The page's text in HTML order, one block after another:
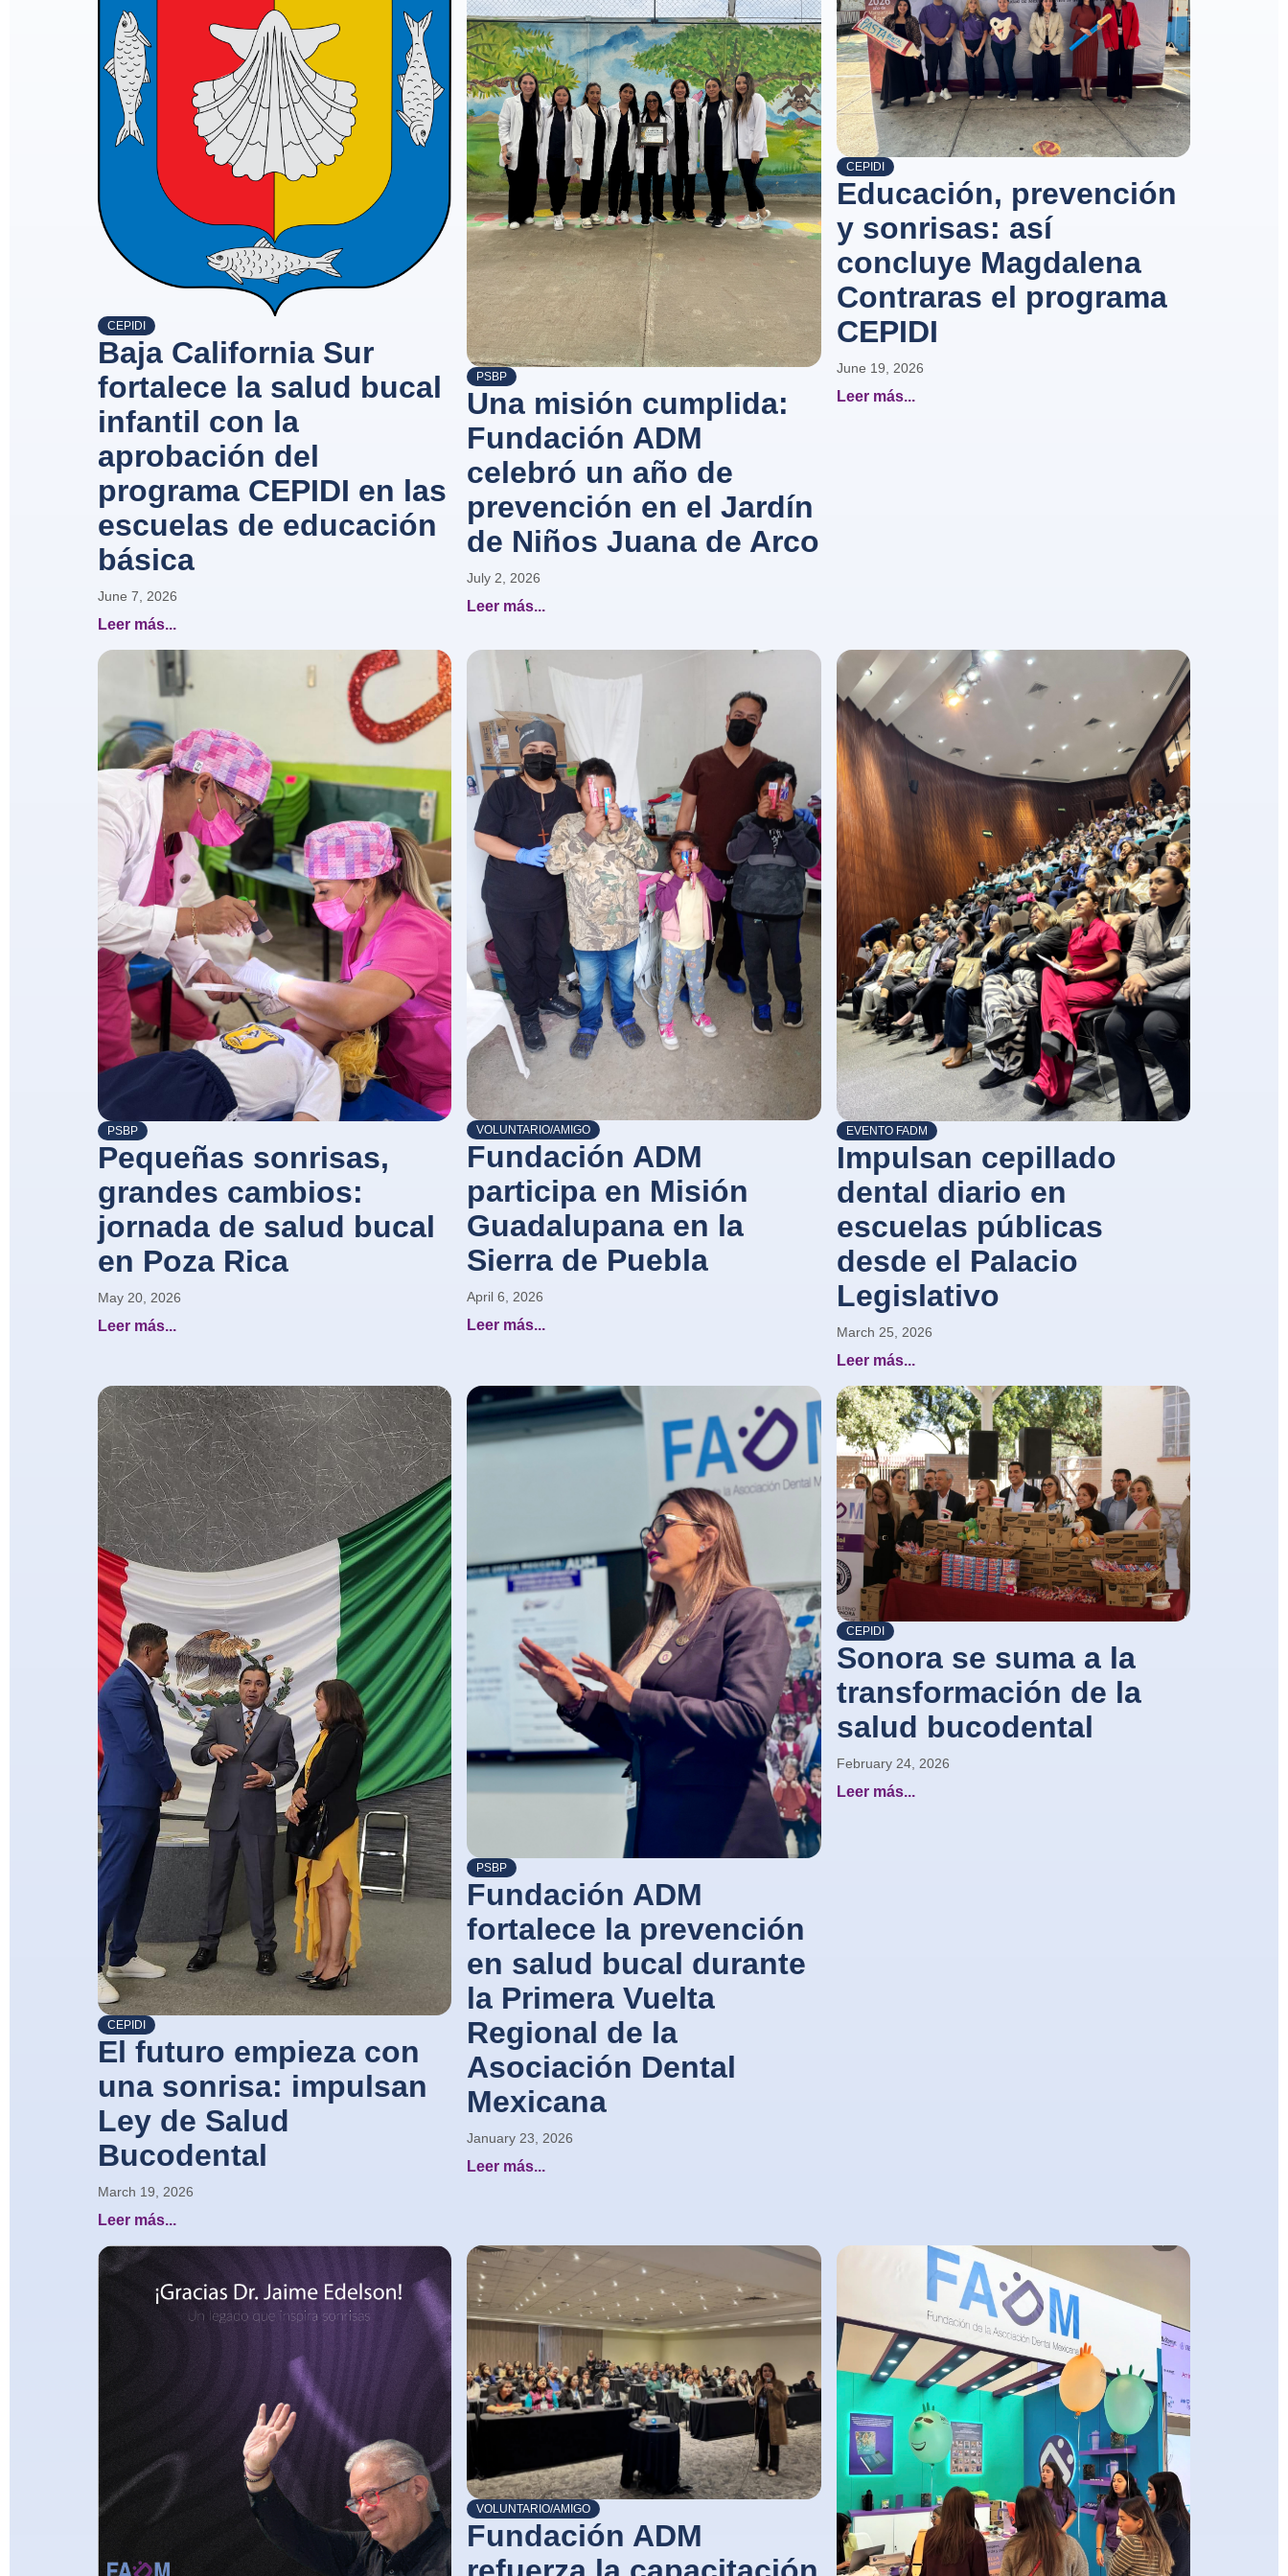
CEPIDI
Baja California Sur
fortalece la salud bucal
infantil con la
aprobación del
programa CEPIDI en las
escuelas de educación
básica
June 7, 2026
Leer más...
PSBP
Una misión cumplida:
Fundación ADM
celebró un año de
prevención en el Jardín
de Niños Juana de Arco
July 2, 2026
Leer más...
CEPIDI
Educación, prevención
y sonrisas: así
concluye Magdalena
Contraras el programa
CEPIDI
June 19, 2026
Leer más...
PSBP
Pequeñas sonrisas,
grandes cambios:
jornada de salud bucal
en Poza Rica
May 20, 2026
Leer más...
VOLUNTARIO/AMIGO
Fundación ADM
participa en Misión
Guadalupana en la
Sierra de Puebla
April 6, 2026
Leer más...
EVENTO FADM
Impulsan cepillado
dental diario en
escuelas públicas
desde el Palacio
Legislativo
March 25, 2026
Leer más...
CEPIDI
El futuro empieza con
una sonrisa: impulsan
Ley de Salud
Bucodental
March 19, 2026
Leer más...
PSBP
Fundación ADM
fortalece la prevención
en salud bucal durante
la Primera Vuelta
Regional de la
Asociación Dental
Mexicana
January 23, 2026
Leer más...
CEPIDI
Sonora se suma a la
transformación de la
salud bucodental
February 24, 2026
Leer más...
VOLUNTARIO/AMIGO
Fundación ADM